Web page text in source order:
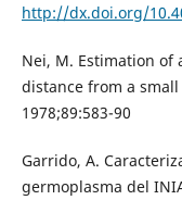
http://dx.doi.org/
Nei, M. Estimation of
distance from a
1978;89:583-90
Garrido, A.
germoplasma del